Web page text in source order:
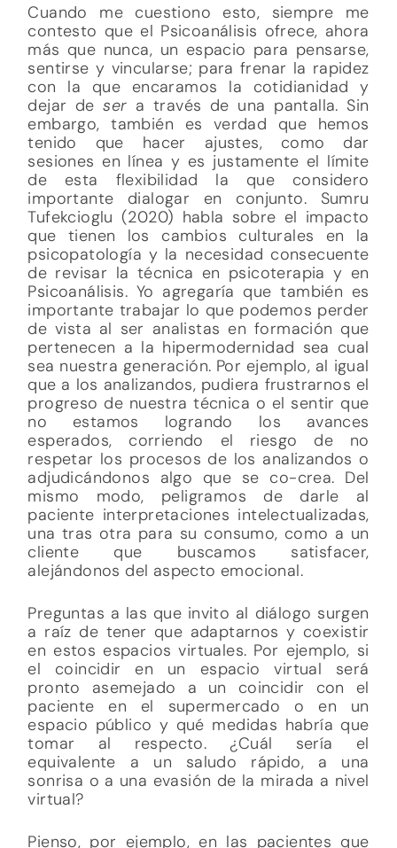
Cuando me cuestiono esto, siempre me
contesto que el Psicoanálisis ofrece, ahora
más que nunca, un espacio para pensarse,
sentirse y vincularse; para frenar la rapidez
con la que encaramos la cotidianidad y
dejar deser a través de una pantalla. Sin
embargo, también es verdad que hemos
tenido que hacer ajustes, como dar
sesiones en línea y es justamente el límite
de esta flexibilidad la que considero
importante dialogar en conjunto. Sumru
Tufekcioglu (2020) habla sobre el impacto
que tienen los cambios culturales en la
psicopatología y la necesidad consecuente
de revisar la técnica en psicoterapia y en
Psicoanálisis. Yo agregaría que también es
importante trabajar lo que podemos perder
de vista al ser analistas en formación que
pertenecen a la hipermodernidad sea cual
sea nuestra generación. Por ejemplo, al igual
que a los analizandos, pudiera frustrarnos el
progreso de nuestra técnica o el sentir que
no estamos logrando los avances
esperados, corriendo el riesgo de no
respetar los procesos de los analizandos o
adjudicándonos algo que se co-crea. Del
mismo modo, peligramos de darle al
paciente interpretaciones intelectualizadas,
una tras otra para su consumo, como a un
cliente que buscamos satisfacer,
alejándonos del aspecto emocional.
Preguntas a las que invito al diálogo surgen
a raíz de tener que adaptarnos y coexistir
en estos espacios virtuales. Por ejemplo, si
el coincidir en un espacio virtual será
pronto asemejado a un coincidir con el
paciente en el supermercado o en un
espacio público y qué medidas habría que
tomar al respecto. ¿Cuál sería el
equivalente a un saludo rápido, a una
sonrisa o a una evasión de la mirada a nivel
virtual?
Pienso, por ejemplo, en las pacientes que